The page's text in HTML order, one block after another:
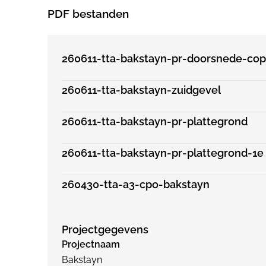
PDF bestanden
260611-tta-bakstayn-pr-doorsnede-
260611-tta-bakstayn-zuidgevel
260611-tta-bakstayn-pr-plattegrond
260611-tta-bakstayn-pr-plattegrond-1e
260430-tta-a3-cpo-bakstayn
Projectgegevens
Projectnaam
Bakstayn